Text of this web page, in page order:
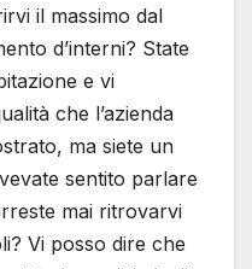
il massimo dal
d’interni? State
e vi
che l’azienda
ma siete un
sentito parlare
mai ritrovarvi
Vi posso dire che